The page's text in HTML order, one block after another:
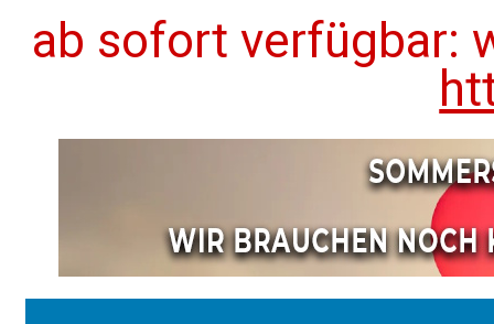
ab sofort verfügbar: